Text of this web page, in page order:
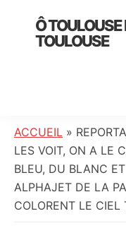
primary
Ô
TOULOUSE
:
info
locale,
société,
culture,
ACCUEIL »
LES VOIT, ON A LE
BLEU, DU BLANC
ALPHAJET DE LA
COLORENT LE CIEL